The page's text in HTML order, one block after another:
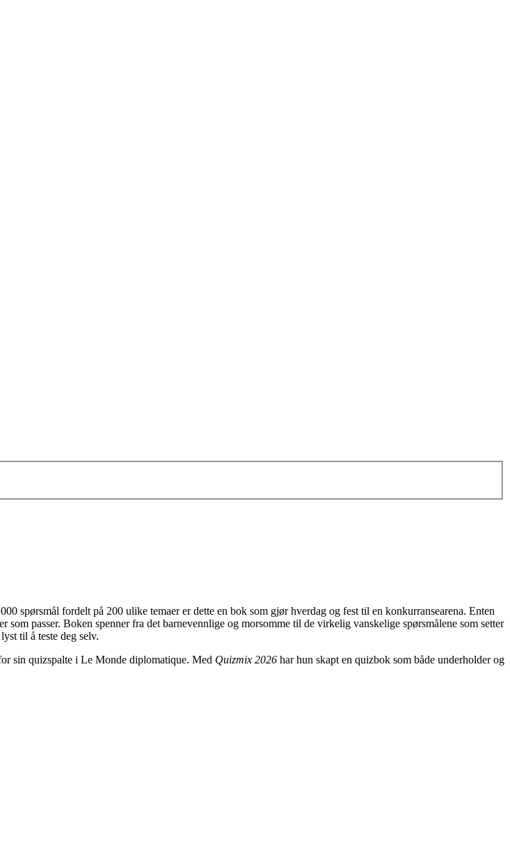
spørsmål fordelt på 200 ulike temaer er dette en bok som gjør hverdag og fest til en konkurransearena. Enten
passer. Boken spenner fra det barnevennlige og morsomme til de virkelig vanskelige spørsmålene som setter
til å teste deg selv.
sin quizspalte i Le Monde diplomatique. Med Quizmix 2026 har hun skapt en quizbok som både underholder og